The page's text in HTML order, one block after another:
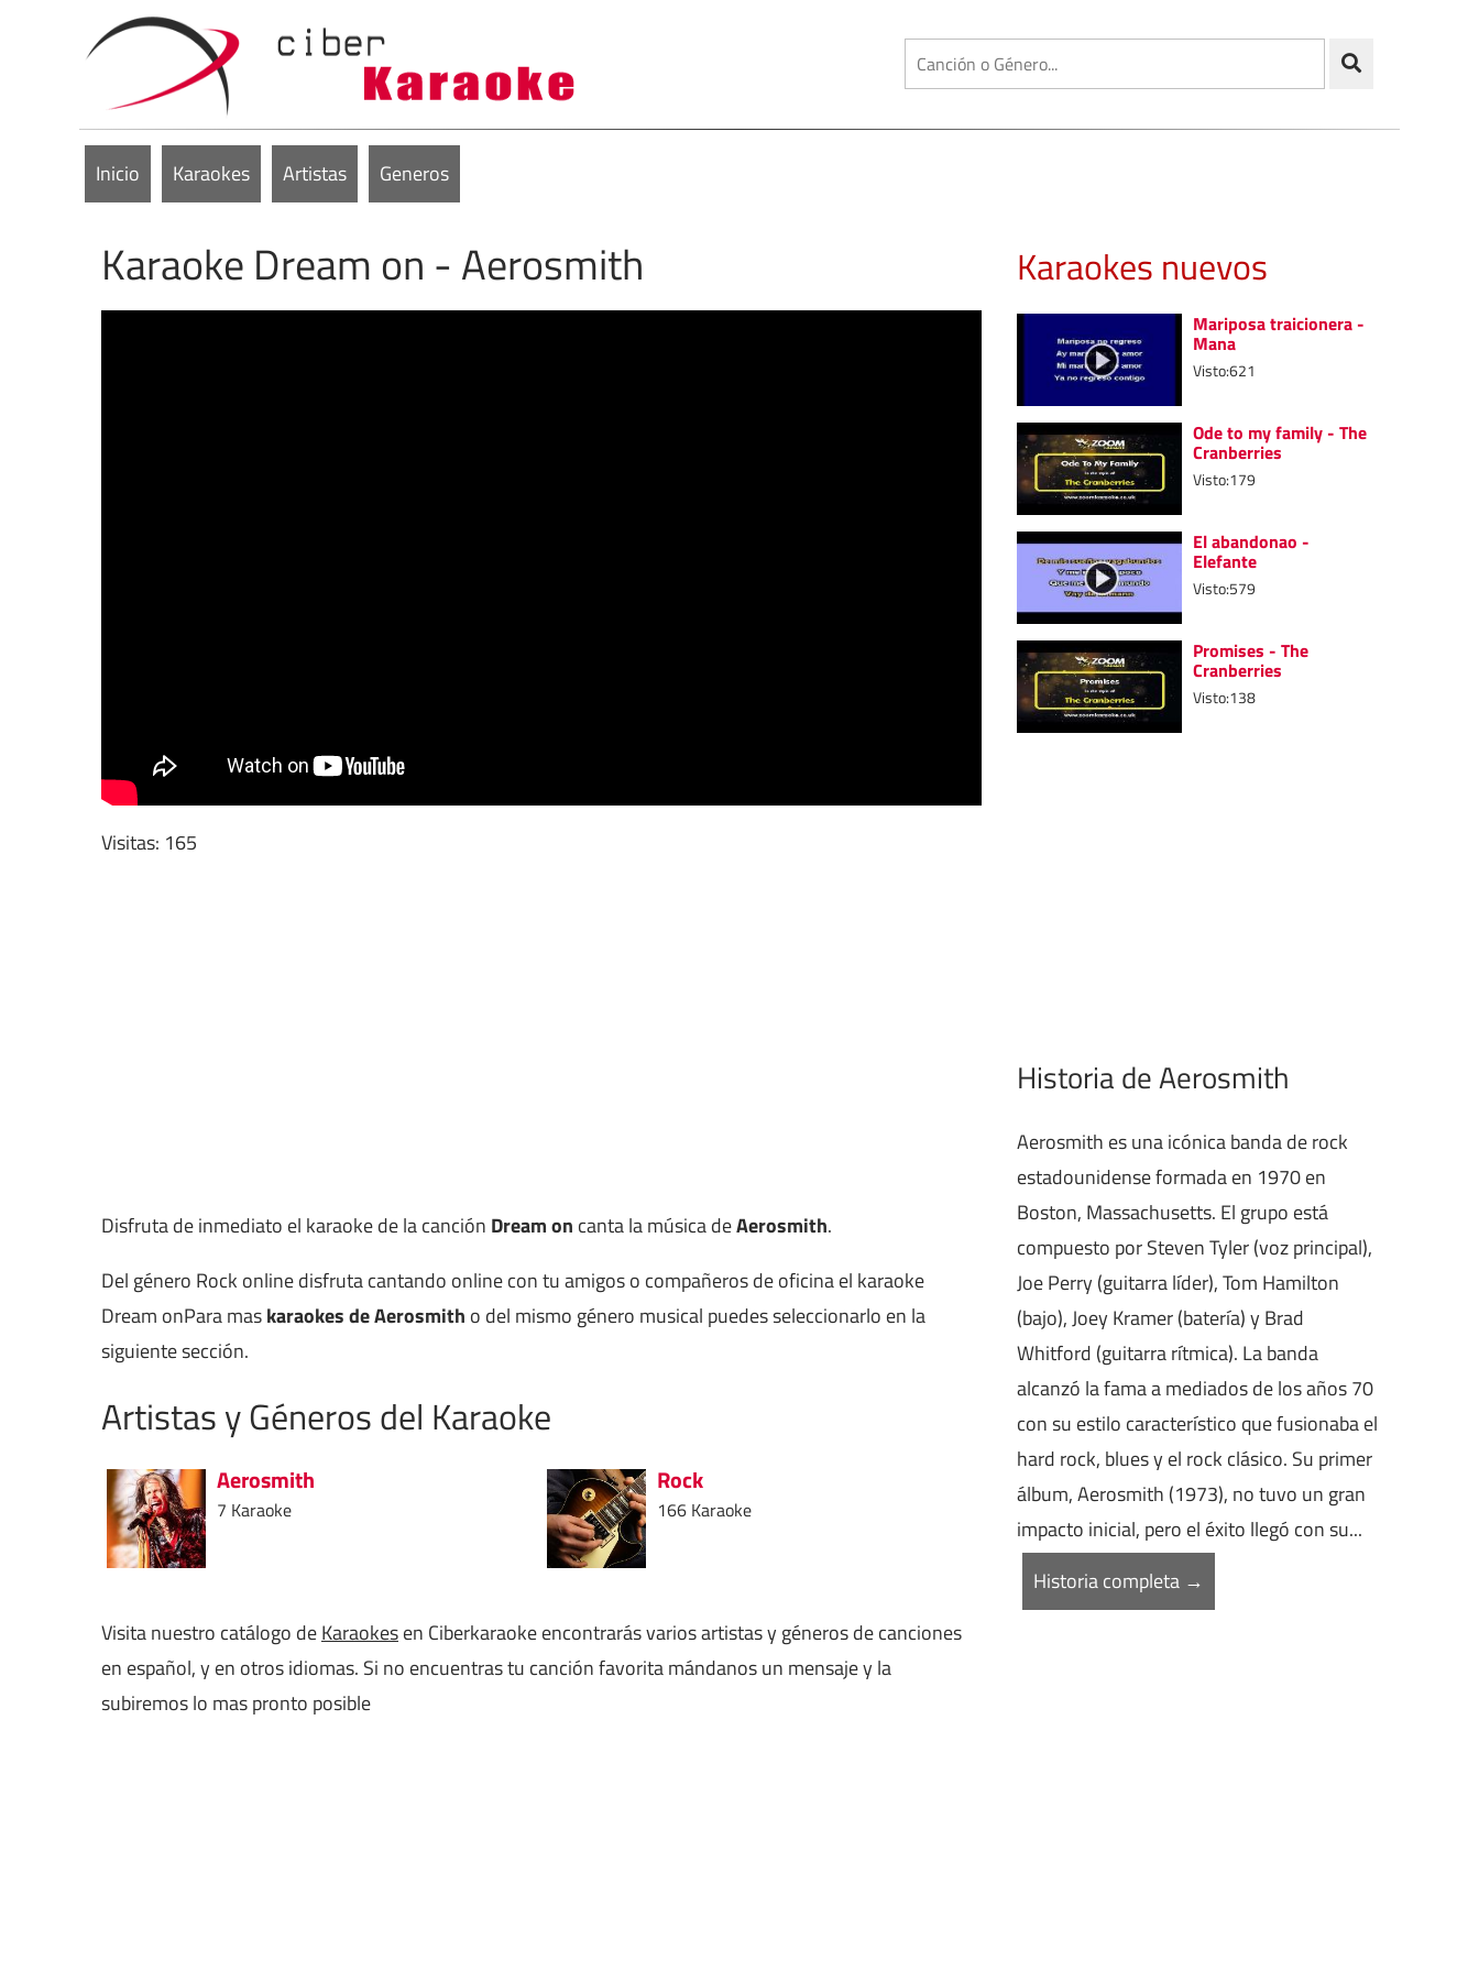
Inicio Karaokes Artistas Generos
Karaoke Dream on - Aerosmith
Visitas: 165
Disfruta de inmediato el karaoke de la canción Dream on canta la música deAerosmith.
Del género Rock online disfruta cantando online con tu amigos o compañeros de oficina el karaoke
Dream onPara maskaraokes de Aerosmith o del mismo género musical puedes seleccionarlo en la
siguiente sección.
Artistas y Géneros del Karaoke
Aerosmith
7 Karaoke
Rock
166 Karaoke
Visita nuestro catálogo deKaraokesen Ciberkaraoke encontrarás varios artistas y géneros de canciones
en español, y en otros idiomas. Si no encuentras tu canción favorita mándanos un mensaje y la
subiremos lo mas pronto posible
Karaokes nuevos
Mariposa traicionera -
Mana
Visto:621
Ode to my family - The
Cranberries
Visto:179
El abandonao -
Elefante
Visto:579
Promises - The
Cranberries
Visto:138
Historia de Aerosmith
Aerosmith es una icónica banda de rock
estadounidense formada en 1970 en
Boston, Massachusetts. El grupo está
compuesto por Steven Tyler (voz principal),
Joe Perry (guitarra líder), Tom Hamilton
(bajo), Joey Kramer (batería) y Brad
Whitford (guitarra rítmica). La banda
alcanzó la fama a mediados de los años 70
con su estilo característico que fusionaba el
hard rock, blues y el rock clásico. Su primer
álbum, Aerosmith (1973), no tuvo un gran
impacto inicial, pero el éxito llegó con su...
Historia completa →